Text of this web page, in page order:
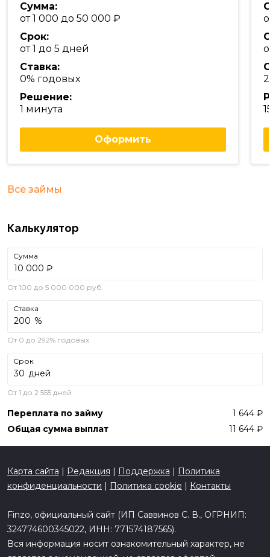
Сумма:
от 1 000 до 50 000
Срок:
от 1 до 5 дней
Ставка:
0% годовых
Решение:
1 минута
Оформить
Все займы
Калькулятор
Сумма
₽
От 100 до 5 000 000 руб.
Ставка
%
От 0 до 292% годовых
Срок
дней
От 1 до 2 555 дней
Переплата по займу
1 644
Общая сумма выплат
11 644
Карта сайта | Редакция | Поддержка | Политика
конфиденциальности | Политика cookie | Контакты
Finzo, официальный сайт (ИП Саввинов С. В., ОГРНИП:
324774600345022, ИНН: 771574187565).
Вся информация носит ознакомительный характер, не